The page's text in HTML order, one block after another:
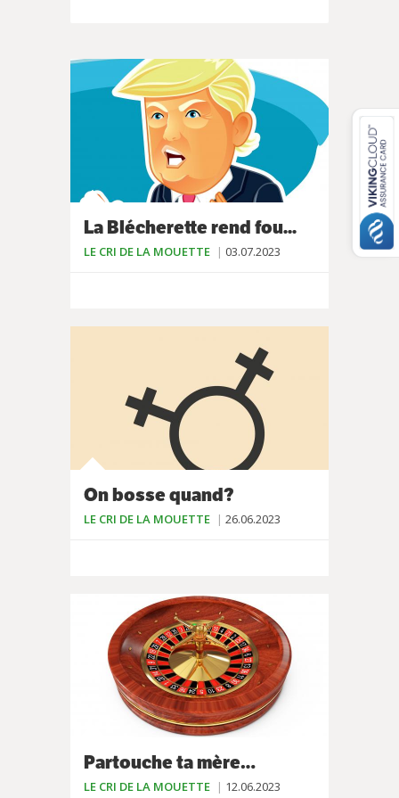
La Blécherette rend fou...
LE CRI DE LA MOUETTE 03.07.2023
On bosse quand?
LE CRI DE LA MOUETTE 26.06.2023
Partouche ta mère…
LE CRI DE LA MOUETTE 12.06.2023